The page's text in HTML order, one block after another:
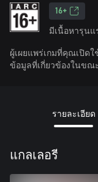
16+
มีเนื้อหารุน
ผู้เผยแพร่เกมที่คุณเปิด
ข้อมูลที่เกี่ยวข้องในข
รายละเอียด
แกลเลอรี